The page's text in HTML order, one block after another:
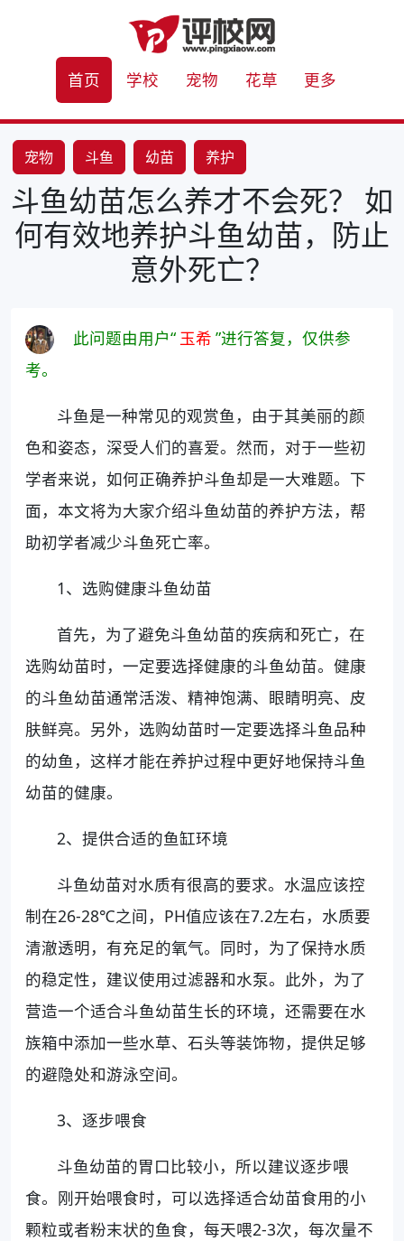
首页 学校 宠物 花草 更多
宠物 斗鱼 幼苗 养护
斗鱼幼苗怎么养才不会死？ 如
何有效地养护斗鱼幼苗，防止
意外死亡？
此问题由用户“ 玉希 ”进行答复，仅供参
考。
斗鱼是一种常见的观赏鱼，由于其美丽的颜
色和姿态，深受人们的喜爱。然而，对于一些初
学者来说，如何正确养护斗鱼却是一大难题。下
面，本文将为大家介绍斗鱼幼苗的养护方法，帮
助初学者减少斗鱼死亡率。
1、选购健康斗鱼幼苗
首先，为了避免斗鱼幼苗的疾病和死亡，在
选购幼苗时，一定要选择健康的斗鱼幼苗。健康
的斗鱼幼苗通常活泼、精神饱满、眼睛明亮、皮
肤鲜亮。另外，选购幼苗时一定要选择斗鱼品种
的幼鱼，这样才能在养护过程中更好地保持斗鱼
幼苗的健康。
2、提供合适的鱼缸环境
斗鱼幼苗对水质有很高的要求。水温应该控
制在26-28℃之间，PH值应该在7.2左右，水质要
清澈透明，有充足的氧气。同时，为了保持水质
的稳定性，建议使用过滤器和水泵。此外，为了
营造一个适合斗鱼幼苗生长的环境，还需要在水
族箱中添加一些水草、石头等装饰物，提供足够
的避隐处和游泳空间。
3、逐步喂食
斗鱼幼苗的胃口比较小，所以建议逐步喂
食。刚开始喂食时，可以选择适合幼苗食用的小
颗粒或者粉末状的鱼食，每天喂2-3次，每次量不